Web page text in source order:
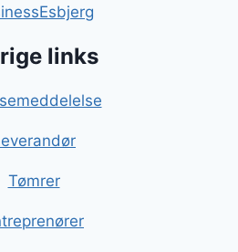
links
Tømrer